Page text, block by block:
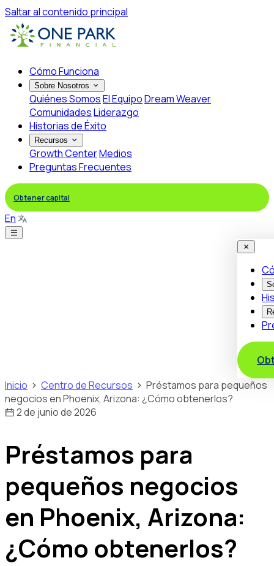
Saltar al contenido principal
Cómo Funciona
Sobre Nosotros
Quiénes SomosEl EquipoDream Weaver
ComunidadesLiderazgo
Historias de Éxito
Recursos
Growth CenterMedios
Preguntas Frecuentes
Obtener capital
En
Inicio
Centro de Recursos
Préstamos para pequeños
negocios en Phoenix, Arizona: ¿Cómo obtenerlos?
2 de junio de 2026
Préstamos para
pequeños negocios
en Phoenix, Arizona:
¿Cómo obtenerlos?